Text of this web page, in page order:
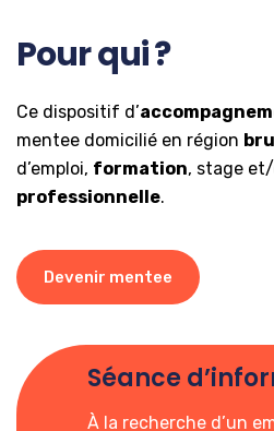
Pour qui ?
Ce dispositif d’
mentee domicilié en région
d’emploi, formation, stage
professionnelle.
Devenir mentee
Séance
À la recherche d’un